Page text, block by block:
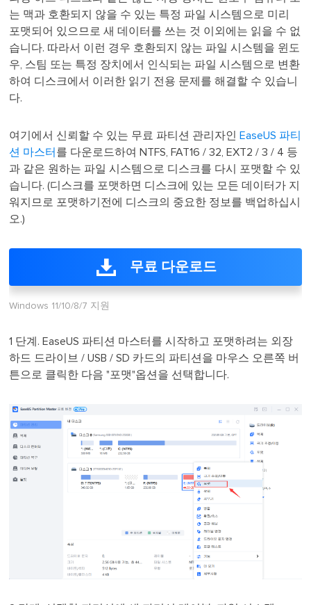
는 맥과 호환되지 않을 수 있는 특정 파일 시스템으로 미리
포맷되어 있으므로 새 데이터를 쓰는 것 이외에는 읽을 수 없
습니다. 따라서 이런 경우 호환되지 않는 파일 시스템을 윈도
우, 스팀 또는 특정 장치에서 인식되는 파일 시스템으로 변환
하여 디스크에서 이러한 읽기 전용 문제를 해결할 수 있습니
다.
여기에서 신뢰할 수 있는 무료 파티션 관리자인 EaseUS 파티
션 마스터 를 다운로드하여 NTFS, FAT16 / 32, EXT2 / 3 / 4 등
과 같은 원하는 파일 시스템으로 디스크를 다시 포맷할 수 있
습니다. (디스크를 포맷하면 디스크에 있는 모든 데이터가 지
워지므로 포맷하기전에 디스크의 중요한 정보를 백업하십시
오.)
무료 다운로드
Windows 11/10/8/7 지원
1 단계. EaseUS 파티션 마스터를 시작하고 포맷하려는 외장
하드 드라이브 / USB / SD 카드의 파티션을 마우스 오른쪽 버
튼으로 클릭한 다음 "포맷"옵션을 선택합니다.